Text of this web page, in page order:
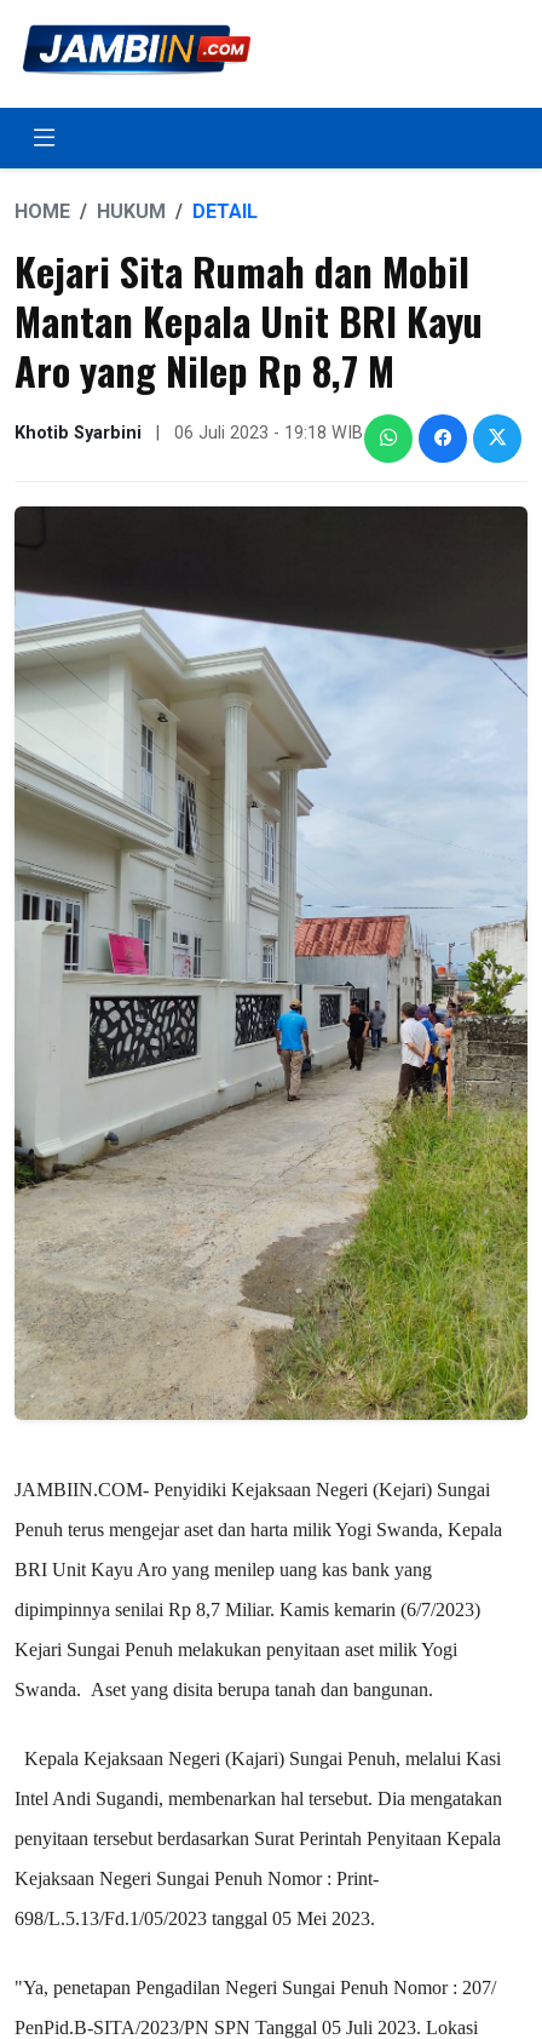
HOME HUKUM DETAIL
Kejari Sita Rumah dan Mobil
Mantan Kepala Unit BRI Kayu
Aro yang Nilep Rp 8,7 M
Khotib Syarbini 06 Juli 2023 - 19:18 WIB
JAMBIIN.COM- Penyidiki Kejaksaan Negeri (Kejari) Sungai
Penuh terus mengejar aset dan harta milik Yogi Swanda, Kepala
BRI Unit Kayu Aro yang menilep uang kas bank yang
dipimpinnya senilai Rp 8,7 Miliar. Kamis kemarin (6/7/2023)
Kejari Sungai Penuh melakukan penyitaan aset milik Yogi
Swanda. Aset yang disita berupa tanah dan bangunan.
Kepala Kejaksaan Negeri (Kajari) Sungai Penuh, melalui Kasi
Intel Andi Sugandi, membenarkan hal tersebut. Dia mengatakan
penyitaan tersebut berdasarkan Surat Perintah Penyitaan Kepala
Kejaksaan Negeri Sungai Penuh Nomor : Print-
698/L.5.13/Fd.1/05/2023 tanggal 05 Mei 2023.
"Ya, penetapan Pengadilan Negeri Sungai Penuh Nomor : 207/
PenPid.B-SITA/2023/PN SPN Tanggal 05 Juli 2023. Lokasi